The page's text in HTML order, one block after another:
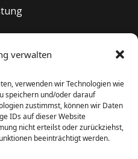
verwalten
verwenden wir Technologien wie
speichern und/oder darauf
zustimmst, können wir Daten
IDs auf dieser Website
nicht erteilst oder zurückziehst,
beeinträchtigt werden.